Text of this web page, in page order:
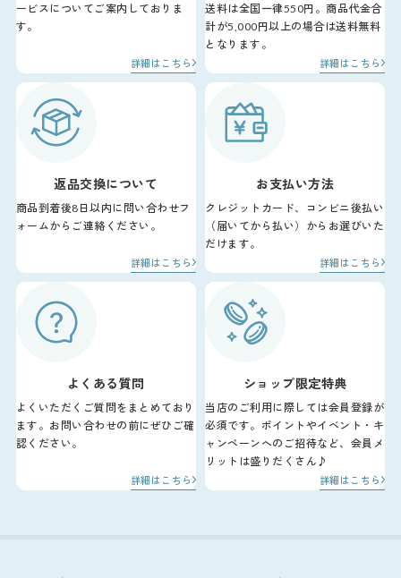
ービスについてご案内しておりま
す。
詳細はこちら
送料は全国一律550円。商品代金合
計が5,000円以上の場合は送料無料
となります。
詳細はこちら
返品交換について
商品到着後8日以内に問い合わせフ
ォームからご連絡ください。
詳細はこちら
お支払い方法
クレジットカード、コンビニ後払い
（届いてから払い）からお選びいた
だけます。
詳細はこちら
よくある質問
よくいただくご質問をまとめており
ます。お問い合わせの前にぜひご確
認ください。
詳細はこちら
ショップ限定特典
当店のご利用に際しては会員登録が
必須です。ポイントやイベント・キ
ャンペーンへのご招待など、会員メ
リットは盛りだくさん♪
詳細はこちら